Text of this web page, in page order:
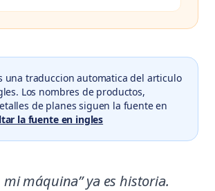
una traduccion automatica del articulo
Los nombres de productos,
de planes siguen la fuente en
la fuente en ingles
mi máquina” ya es historia.